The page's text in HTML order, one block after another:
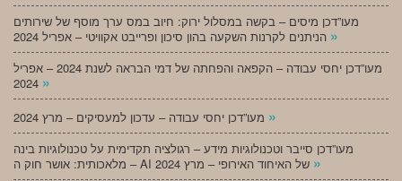
מעו”דכן מיסים – בקשה במסלול ירוק: חיוב במס ערך מוסף של שירותים
»
מעו”דכן יחסי עבודה – הקפאה והפחתה של דמי הבראה לשנת 2024 – אפריל
»
»
מעו”דכן סייבר וטכנולוגיות מידע – רגולציה תקדימית על טכנולוגיות בינה
»